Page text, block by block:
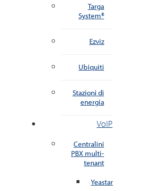
Targa
System®
Ezviz
Ubiquiti
Stazioni di
energia
VoIP
Centralini
PBX multi-
tenant
Yeastar